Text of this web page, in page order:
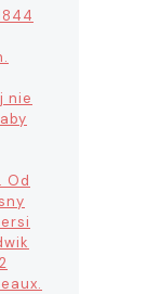
nie
Od